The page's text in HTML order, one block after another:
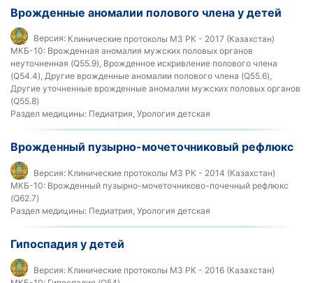
Врожденные аномалии полового члена у детей
Версия: Клинические протоколы МЗ РК - 2017 (Казахстан)
МКБ-10: Врожденная аномалия мужских половых органов
неуточненная (Q55.9), Врожденное искривление полового члена
(Q54.4), Другие врожденные аномалии полового члена (Q55.6),
Другие уточненные врожденные аномалии мужских половых органов
(Q55.8)
Раздел медицины: Педиатрия, Урология детская
Врожденный пузырно-мочеточниковый рефлюкс
Версия: Клинические протоколы МЗ РК - 2014 (Казахстан)
МКБ-10: Врожденный пузырно-мочеточниково-почечный рефлюкс
(Q62.7)
Раздел медицины: Педиатрия, Урология детская
Гипоспадия у детей
Версия: Клинические протоколы МЗ РК - 2016 (Казахстан)